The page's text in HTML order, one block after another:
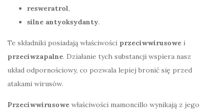
resweratrol,
silne antyoksydanty.
Te składniki posiadają właściwości przeciwwirusowe i
przeciwzapalne. Działanie tych substancji wspiera nasz
układ odpornościowy, co pozwala lepiej bronić się przed
atakami wirusów.
Przeciwwirusowe właściwości mamoncillo wynikają z jego